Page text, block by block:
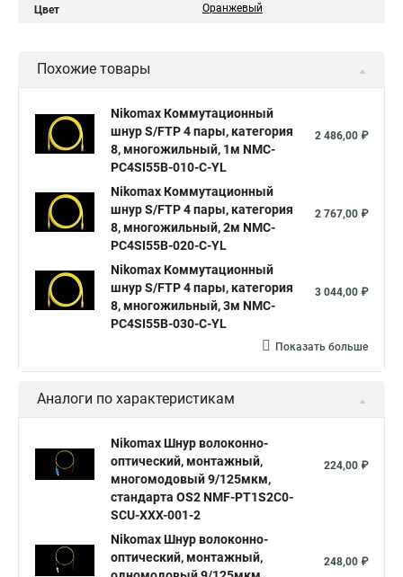
Цвет Оранжевый
Похожие товары
Nikomax Коммутационный
шнур S/FTP 4 пары, категория
8, многожильный, 1м NMC-
PC4SI55B-010-C-YL
2 486,00 ₽
Nikomax Коммутационный
шнур S/FTP 4 пары, категория
8, многожильный, 2м NMC-
PC4SI55B-020-C-YL
2 767,00 ₽
Nikomax Коммутационный
шнур S/FTP 4 пары, категория
8, многожильный, 3м NMC-
PC4SI55B-030-C-YL
3 044,00 ₽
Показать больше
Аналоги по характеристикам
Nikomax Шнур волоконно-
оптический, монтажный,
многомодовый 9/125мкм,
стандарта OS2 NMF-PT1S2C0-
SCU-XXX-001-2
224,00 ₽
Nikomax Шнур волоконно-
оптический, монтажный,
248,00 ₽